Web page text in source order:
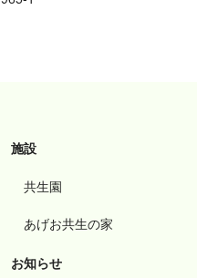
施設
共生園
あげお共生の家
お知らせ